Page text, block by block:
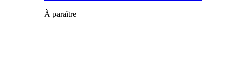
À paraître